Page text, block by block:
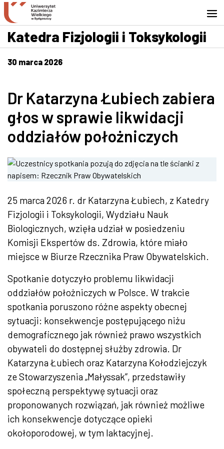
Przejdź do wyszukiwarki
Przejdź do treści
Przejdź do stopki - Kontakt
Katedra Fizjologii i Toksykologii
30 marca 2026
Dr Katarzyna Łubiech zabiera
głos w sprawie likwidacji
oddziałów położniczych
25 marca 2026 r. dr Katarzyna Łubiech, z Katedry
Fizjologii i Toksykologii, Wydziału Nauk
Biologicznych, wzięła udział w posiedzeniu
Komisji Ekspertów ds. Zdrowia, które miało
miejsce w Biurze Rzecznika Praw Obywatelskich.
Spotkanie dotyczyło problemu likwidacji
oddziałów położniczych w Polsce. W trakcie
spotkania poruszono różne aspekty obecnej
sytuacji: konsekwencje postępującego niżu
demograficznego jak również prawo wszystkich
obywateli do dostępnej służby zdrowia. Dr
Katarzyna Łubiech oraz Katarzyna Kołodziejczyk
ze Stowarzyszenia „Małyssak”, przedstawiły
społeczną perspektywę sytuacji oraz
proponowanych rozwiązań, jak również możliwe
ich konsekwencje dotyczące opieki
okołoporodowej, w tym laktacyjnej.